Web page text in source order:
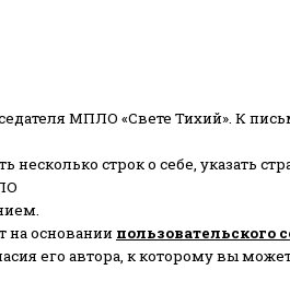
МПЛО «Свете Тихий». К
строк о себе, указать
на основании пользовательского
его автора, к которому вы